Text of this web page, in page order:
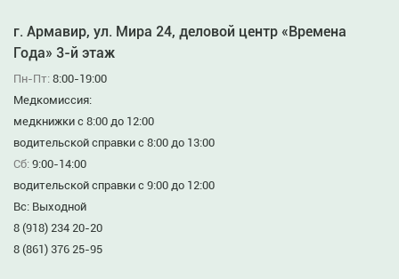
г. Армавир, ул. Мира 24, деловой центр «Времена
Года» 3-й этаж
Пн-Пт: 8:00-19:00
Медкомиссия:
медкнижки с 8:00 до 12:00
водительской справки с 8:00 до 13:00
Сб: 9:00-14:00
водительской справки с 9:00 до 12:00
Вс: Выходной
8 (918) 234 20-20
8 (861) 376 25-95